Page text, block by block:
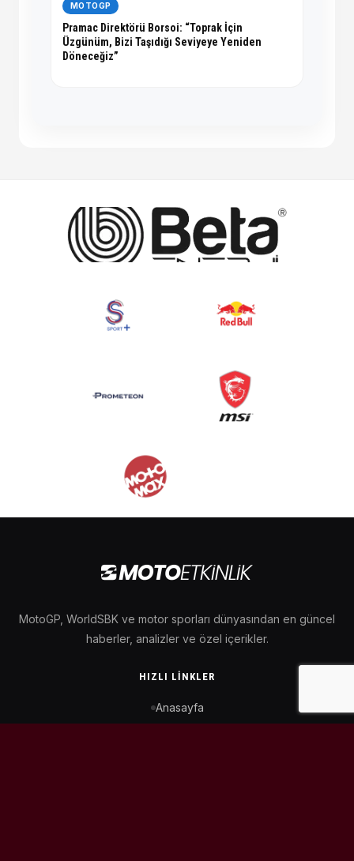
MOTOGP
Pramac Direktörü Borsoi: “Toprak İçin
Üzgünüm, Bizi Taşıdığı Seviyeye Yeniden
Döneceğiz”
MotoGP, WorldSBK ve motor sporları dünyasından en güncel
haberler, analizler ve özel içerikler.
HIZLI LINKLER
Anasayfa